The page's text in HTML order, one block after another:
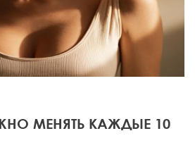
МЕНЯТЬ КАЖДЫЕ 10